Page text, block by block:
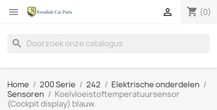
 shopping_cart (0)

search
Home 200 Serie 242
Elektrische onderdelen
Sensoren
Koelvloeistoftemperatuursensor
(Cockpit display) blauw.